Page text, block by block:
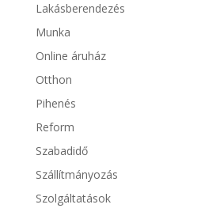
Lakásberendezés
Munka
Online áruház
Otthon
Pihenés
Reform
Szabadidő
Szállítmányozás
Szolgáltatások